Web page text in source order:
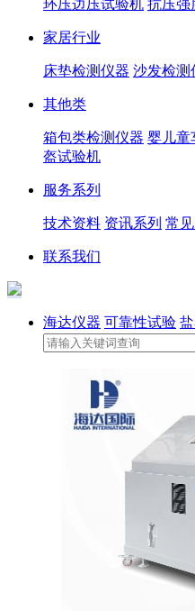
环压边压试验机 抗压强
家居行业
床垫检测仪器 沙发检测
其他类
箱包类检测仪器 婴儿童
盔试验机
服务系列
技术资料 资讯系列 常
联系我们
海达仪器 可靠性试验